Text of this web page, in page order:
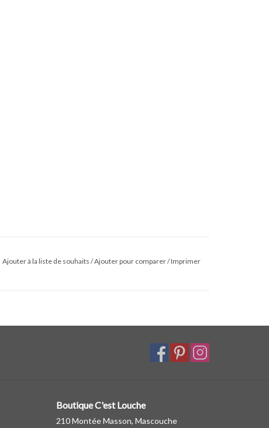
Ajouter à la liste de souhaits /Ajouter pour comparer/Imprimer
Boutique C'est Louche
210 Montée Masson, Mascouche